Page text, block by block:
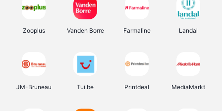
Zooplus Vanden Borre Farmaline Landal
JM-Bruneau Tui.be Printdeal MediaMarkt